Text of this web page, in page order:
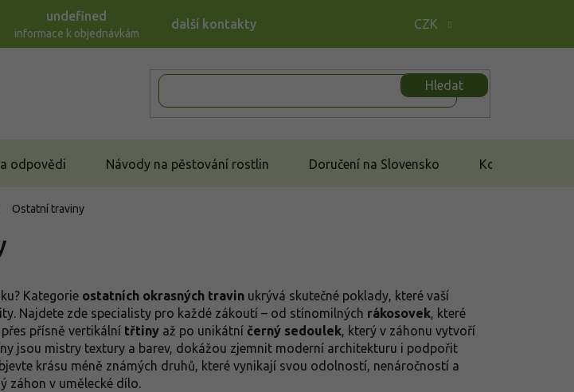
CZK
undefined
informace k objednávkám
další kontakty
Hledat
odpovědi Návody na pěstování rostlin Doručení na Slovensko Kontakt
Ostatní traviny
Kategorie ostatních okrasných travin ukrývá skutečné poklady, které vaší
Najdete zde specialisty pro každé zákoutí – od stínomilných rákosovek, které
přísně vertikální třtiny až po unikátní černý sedoulek, který v záhonu vytvoří
jsou mistry textury a barev, dokážou zjemnit moderní architekturu i podpořit
krásu méně známých druhů, které vynikají svou odolností, nenáročností a
záhon v umělecké dílo.